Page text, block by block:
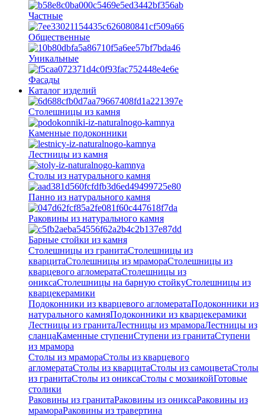
Частные
Общественные
Уникальные
Фасады
Каталог изделий
Столешницы из камня
Каменные подоконники
Лестницы из камня
Столы из натурального камня
Панно из натурального камня
Раковины из натурального камня
Барные стойки из камня
Столешницы из гранитаСтолешницы из
кварцитаСтолешницы из мрамораСтолешницы из
кварцевого агломератаCтолешницы из
ониксаСтолешницы на барную стойкуСтолешницы из
кварцекерамики
Подоконники из кварцевого агломератаПодоконники из
натурального камняПодоконники из кварцекерамики
Лестницы из гранитаЛестницы из мрамораЛестницы из
сланцаКаменные ступениСтупени из гранитаСтупени
из мрамора
Столы из мрамораСтолы из кварцевого
агломератаСтолы из кварцитаСтолы из самоцветаСтолы
из гранитаСтолы из ониксаСтолы с мозаикойГотовые
столики
Раковины из гранитаРаковины из ониксаРаковины из
мрамораРаковины из травертина